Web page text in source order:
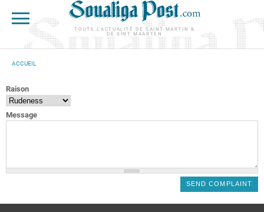
TOUTE L'ACTUALITÉ DE SAINT-MARTIN &
DE SINT MAARTEN
ACCUEIL
Raison
Message